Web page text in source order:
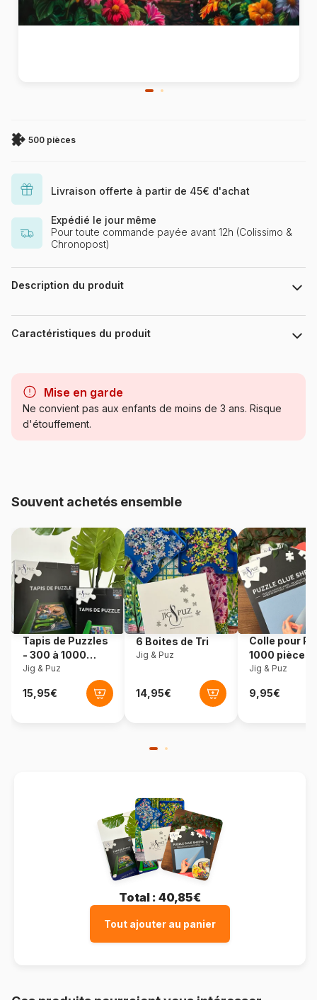
500 pièces
Livraison offerte à partir de 45€ d'achat
Expédié le jour même
Pour toute commande payée avant 12h (Colissimo &
Chronopost)
Description du produit
John Stewart
Caractéristiques du produit
Catégorie
Puzzles - Forêts, Fleurs et
Provenance USA
Sunsout-77080
EAN 796780770805
Nombre de pièces 500 pièces
Dimensions 61 x 45 cm
Mise en garde
Ne convient pas aux enfants de moins de 3 ans. Risque
d'étouffement.
Souvent achetés ensemble
Tapis de Puzzles
- 300 à 1000
pièces
Jig & Puz
6 Boites de Tri
Jig & Puz
Colle pour
1000 pièces
Jig & Puz
Total : 40,85€
Tout ajouter au panier